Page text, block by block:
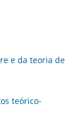
e da teoria de
teórico-